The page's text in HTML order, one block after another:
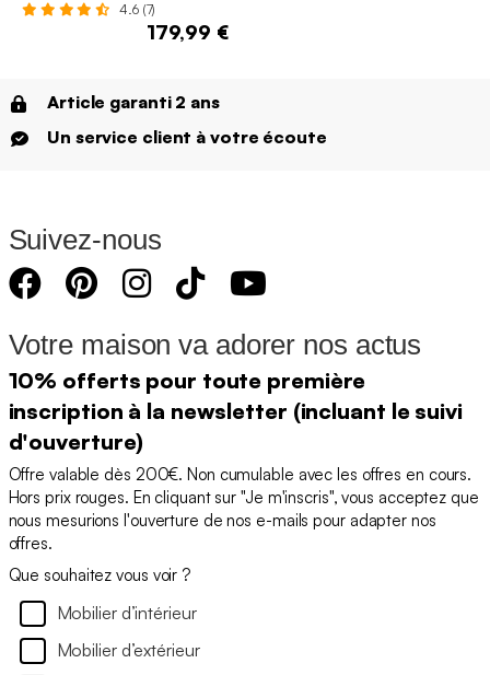
4.6 (7)
179,99 €
Article garanti 2 ans
Un service client à votre écoute
Suivez-nous
Votre maison va adorer nos actus
10% offerts pour toute première
inscription à la newsletter (incluant le suivi
d'ouverture)
Offre valable dès 200€. Non cumulable avec les offres en cours.
Hors prix rouges. En cliquant sur "Je m'inscris", vous acceptez que
nous mesurions l'ouverture de nos e-mails pour adapter nos
offres.
Que souhaitez vous voir ?
Mobilier d’intérieur
Mobilier d’extérieur